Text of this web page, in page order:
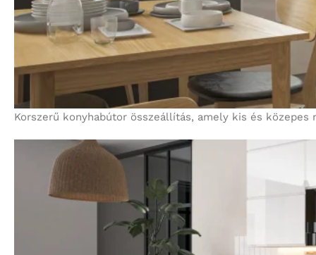
Korszerű konyhabútor összeállítás, amely kis és